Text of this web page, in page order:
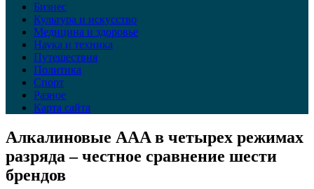
Бизнес
Культура и искусство
Медицина и здоровье
Наука и техника
Путешествия
Политика
Спорт
Разное
Карта сайта
Алкалиновые AAA в четырех режимах
разряда – честное сравнение шести
брендов